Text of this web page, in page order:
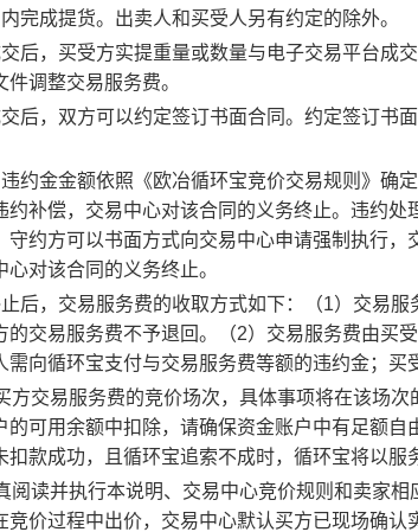
完成提货。出卖人和买受人另有约定的除外。
后，买受方实提重量或数量与电子交易平台成
调整交易服务费。
后，双方可以约定签订书面合同。约定签订书
约金金额依照《欧冶循环宝竞价交易规则》确
约补偿，交易中心对该合同的义务终止。违约
守约方可以书面方式向交易中心申请强制执行
对该合同的义务终止。
后，交易服务费的收取方式如下：（1）交易
的交易服务费不予退回。（2）交易服务费由买
需向循环宝支付与交易服务费等额的违约金；买
方交易服务费的竞价场次，具体事项将在该场
的可用余额中扣除，请确保资金账户中有足额
扣款成功，且循环宝追索不成时，循环宝将以服
阅读并执行本说明、交易中心竞价规则和卖家
竞价过程中出价，交易中心默认买方已现场确